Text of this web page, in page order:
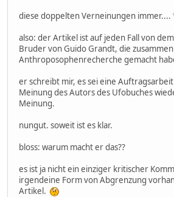
diese doppelten Verneinungen
also: der Artikel ist auf jeden Fall von
Bruder von Guido Grandt, die
Anthroposophenrecherche gemacht
er schreibt mir, es sei eine
Meinung des Autors des Ufobuches
Meinung.
nungut. soweit ist es klar.
bloss: warum macht er das??
es ist ja nicht ein einziger kritischer
irgendeine Form von Abgrenzung
Artikel.